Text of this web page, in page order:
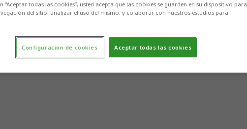
“Aceptar todas las cookies”, usted acepta que las cookies se guarden en su dispositivo para
del sitio, analizar el uso del mismo, y colaborar con nuestros estudios para
Aceptar todas las cookies
Configuración de cookies